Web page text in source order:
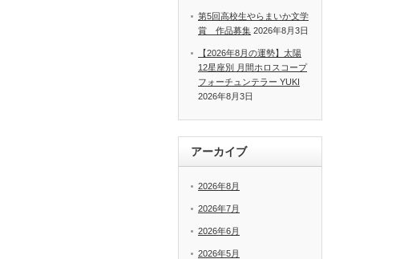
第5回高校生やらまいか文学
賞 作品募集 2026年8月3日
【2026年8月の運勢】太陽
12星座別 月間ホロスコープ
フォーチュンテラー YUKI
2026年8月3日
アーカイブ
2026年8月
2026年7月
2026年6月
2026年5月